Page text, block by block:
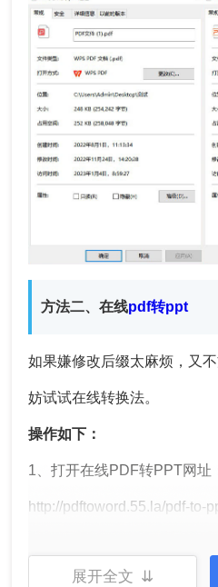
方法二、在线pdf转ppt
如果嫌修改后缀太麻烦，又
妨试试在线转换法。
操作如下：
1、打开在线PDF转PPT网址
http://pdftoword.55.la/pdf-to-
展开全文 ⇊